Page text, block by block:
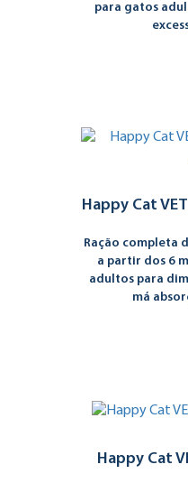
para gatos
Happy Cat
Ração completa
a partir dos 6
adultos para
má
Happy Cat